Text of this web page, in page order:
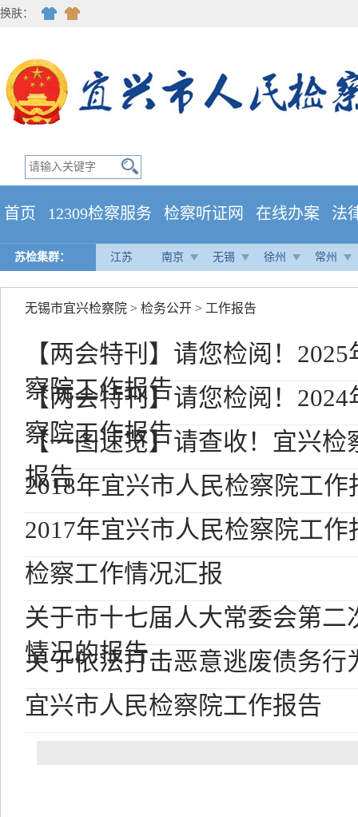
换肤：
首页 12309检察服务 检察听证网 在线办案 法
苏检集群： 江苏 南京 无锡 徐州 常州
无锡市宜兴检察院 > 检务公开 > 工作报告
【两会特刊】请您检阅！
察院工作报告
【两会特刊】请您检阅！
察院工作报告
【一图速览】请查收！宜兴检
报告
2018年宜兴市人民检察院工作
2017年宜兴市人民检察院工作
检察工作情况汇报
关于市十七届人大常委会第二
情况的报告
关于依法打击恶意逃废债务行
宜兴市人民检察院工作报告